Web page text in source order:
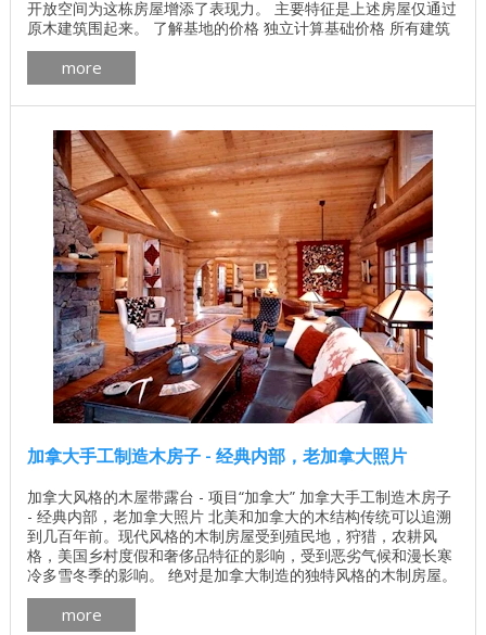
开放空间为这栋房屋增添了表现力。 主要特征是上述房屋仅通过
原木建筑围起来。 了解基地的价格 独立计算基础价格 所有建筑
工程在建房和修理房屋 - 找出价格 木屋的最佳项目 墙壁材料最
佳住宅项目 一楼面积：192.3平方米 ASC ArchiLine公司通过以下
列出的建筑材料提供该项目的实施。 木材： 加拿大雪松 ， 松树
， ...
more
加拿大手工制造木房子 - 经典内部，老加拿大照片
加拿大风格的木屋带露台 - 项目“加拿大” 加拿大手工制造木房子
- 经典内部，老加拿大照片 北美和加拿大的木结构传统可以追溯
到几百年前。现代风格的木制房屋受到殖民地，狩猎，农耕风
格，美国乡村度假和奢侈品特征的影响，受到恶劣气候和漫长寒
冷多雪冬季的影响。 绝对是加拿大制造的独特风格的木制房屋。
我们提醒您注意加拿大加拿大Log People制造和建造的房屋内部
照片。 各种加拿大木屋设计 加拿大木屋外景的照片 ...
more